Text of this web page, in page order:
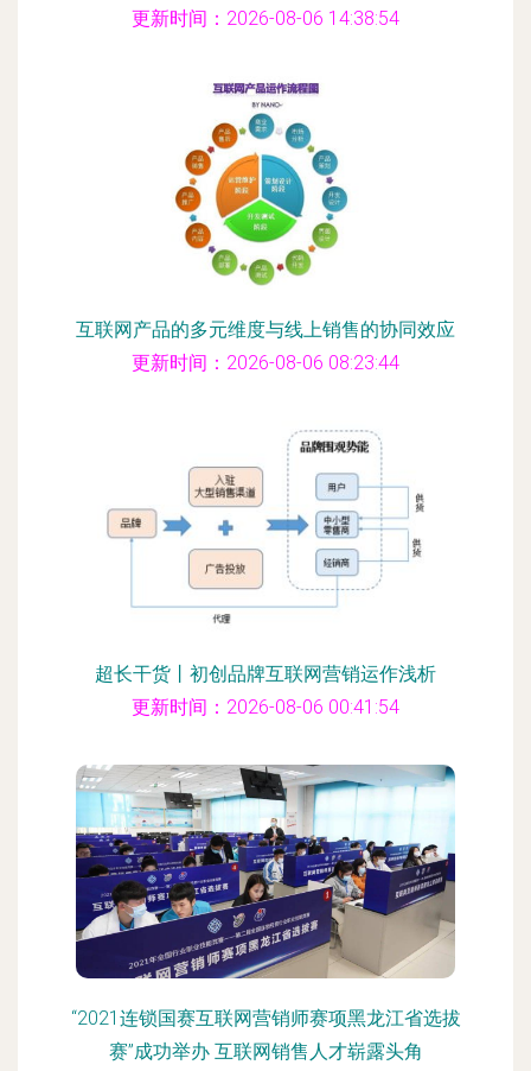
更新时间：2026-08-06 14:38:54
互联网产品的多元维度与线上销售的协同效应
更新时间：2026-08-06 08:23:44
超长干货丨初创品牌互联网营销运作浅析
更新时间：2026-08-06 00:41:54
“2021连锁国赛互联网营销师赛项黑龙江省选拔
赛”成功举办 互联网销售人才崭露头角